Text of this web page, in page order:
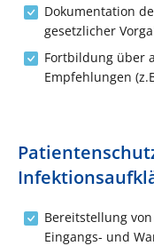
Dokumentation
gesetzlicher
Fortbildung über
Empfehlungen
Bereitstellung
Eingangs- und